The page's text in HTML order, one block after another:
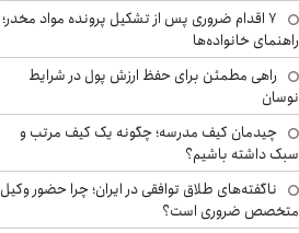
۷ اقدام ضروری پس از تشکیل پرونده مواد مخدر؛
راهنمای خانواده‌ها
راهی مطمئن برای حفظ ارزش پول در شرایط
نوسان
چیدمان کیف مدرسه؛ چگونه یک کیف مرتب و
سبک داشته باشیم؟
ناگفته‌های طلاق توافقی در ایران؛ چرا حضور وکیل
متخصص ضروری است؟